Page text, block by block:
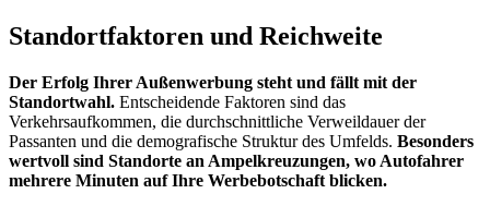
Standortfaktoren und Reichweite
Der Erfolg Ihrer Außenwerbung steht und fällt mit der
Standortwahl. Entscheidende Faktoren sind das
Verkehrsaufkommen, die durchschnittliche Verweildauer der
Passanten und die demografische Struktur des Umfelds. Besonders
wertvoll sind Standorte an Ampelkreuzungen, wo Autofahrer
mehrere Minuten auf Ihre Werbebotschaft blicken.